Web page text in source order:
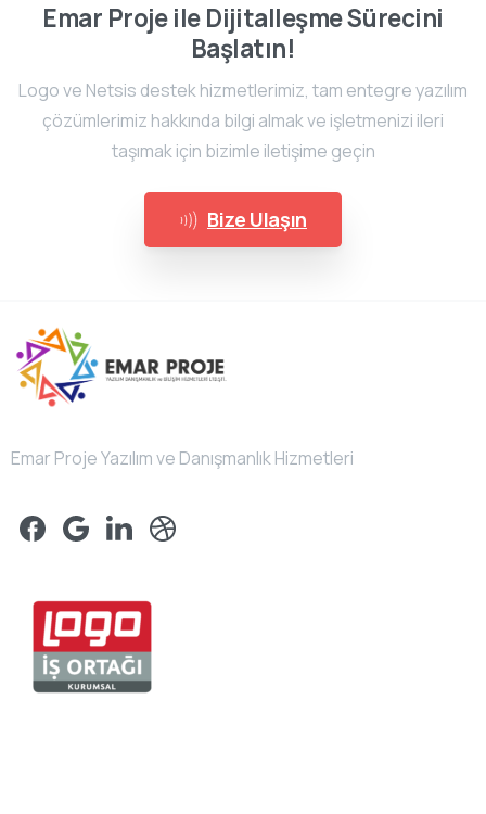
Emar Proje ile Dijitalleşme Sürecini
Başlatın!
Logo ve Netsis destek hizmetlerimiz, tam entegre yazılım
çözümlerimiz hakkında bilgi almak ve işletmenizi ileri
taşımak için bizimle iletişime geçin
Bize Ulaşın
Emar Proje Yazılım ve Danışmanlık Hizmetleri